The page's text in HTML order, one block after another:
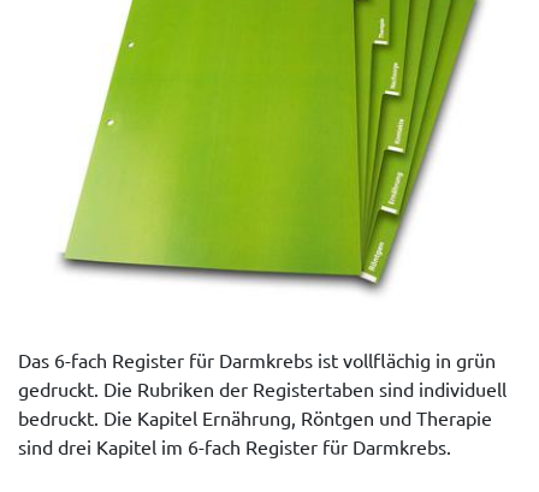
Das 6-fach Register für Darmkrebs ist vollflächig in grün
gedruckt. Die Rubriken der Registertaben sind individuell
bedruckt. Die Kapitel Ernährung, Röntgen und Therapie
sind drei Kapitel im 6-fach Register für Darmkrebs.